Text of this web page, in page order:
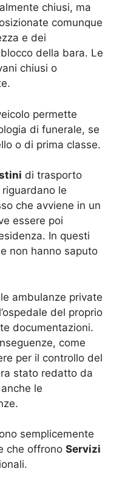
chiusi, ma
comunque
e dei
della bara. Le
chiusi o
permette
di funerale, se
o di prima classe.
di trasporto
le
che avviene in un
essere poi
In questi
non hanno saputo
ambulanze private
del proprio
documentazioni.
come
per il controllo del
stato redatto da
le
semplicemente
che offrono Servizi